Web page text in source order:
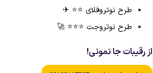
طرح نوتروفلای ⭐⭐ ✈
طرح نوتروجت ⭐⭐⭐ 🚀
رقیبات جا نمونی!